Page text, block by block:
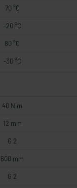
70 °C
-20 °C
80 °C
-30 °C
40 N m
12 mm
G 2
600 mm
G 2